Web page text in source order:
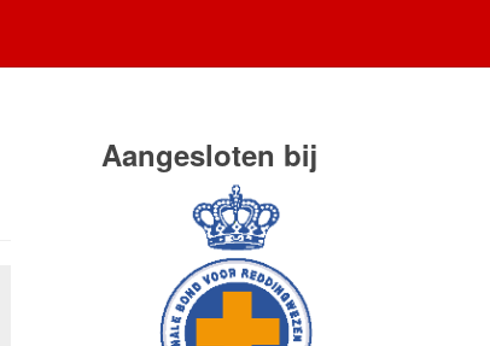
Aangesloten bij